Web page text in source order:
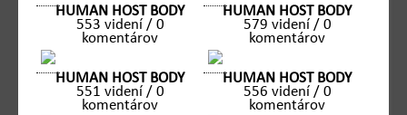
HUMAN HOST BODY
553 videní / 0
komentárov
HUMAN HOST BODY
579 videní / 0
komentárov
HUMAN HOST BODY
551 videní / 0
komentárov
HUMAN HOST BODY
556 videní / 0
komentárov